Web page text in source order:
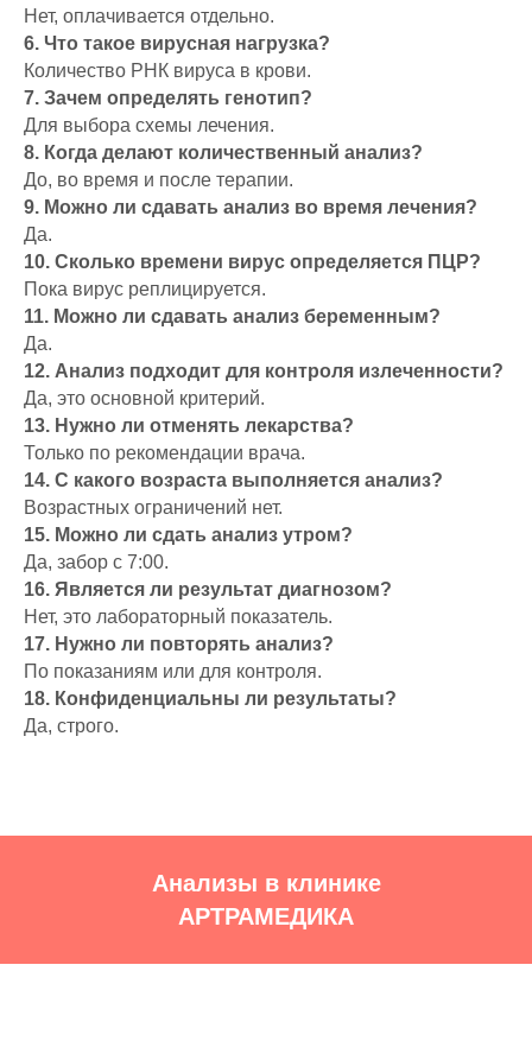
Нет, оплачивается отдельно.
6. Что такое вирусная нагрузка?
Количество РНК вируса в крови.
7. Зачем определять генотип?
Для выбора схемы лечения.
8. Когда делают количественный анализ?
До, во время и после терапии.
9. Можно ли сдавать анализ во время лечения?
Да.
10. Сколько времени вирус определяется ПЦР?
Пока вирус реплицируется.
11. Можно ли сдавать анализ беременным?
Да.
12. Анализ подходит для контроля излеченности?
Да, это основной критерий.
13. Нужно ли отменять лекарства?
Только по рекомендации врача.
14. С какого возраста выполняется анализ?
Возрастных ограничений нет.
15. Можно ли сдать анализ утром?
Да, забор с 7:00.
16. Является ли результат диагнозом?
Нет, это лабораторный показатель.
17. Нужно ли повторять анализ?
По показаниям или для контроля.
18. Конфиденциальны ли результаты?
Да, строго.
Анализы в клинике
АРТРАМЕДИКА